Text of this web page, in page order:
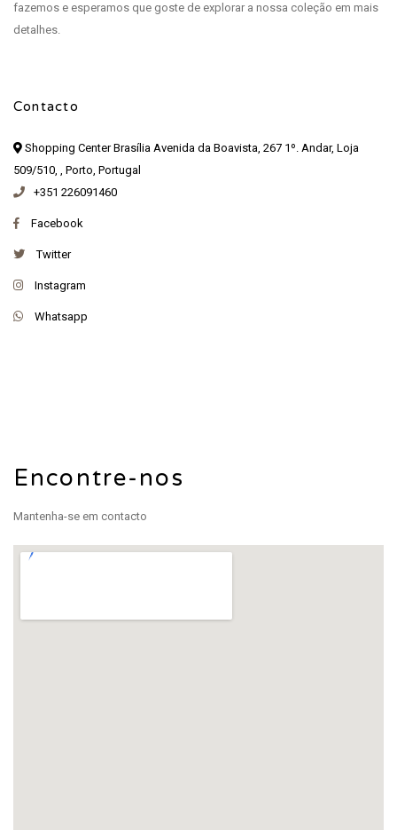
fazemos e esperamos que goste de explorar a nossa coleção em mais
detalhes.
Contacto
Shopping Center Brasília Avenida da Boavista, 267 1º. Andar, Loja
509/510, , Porto, Portugal
+351 226091460
Facebook
Twitter
Instagram
Whatsapp
Encontre-nos
Mantenha-se em contacto